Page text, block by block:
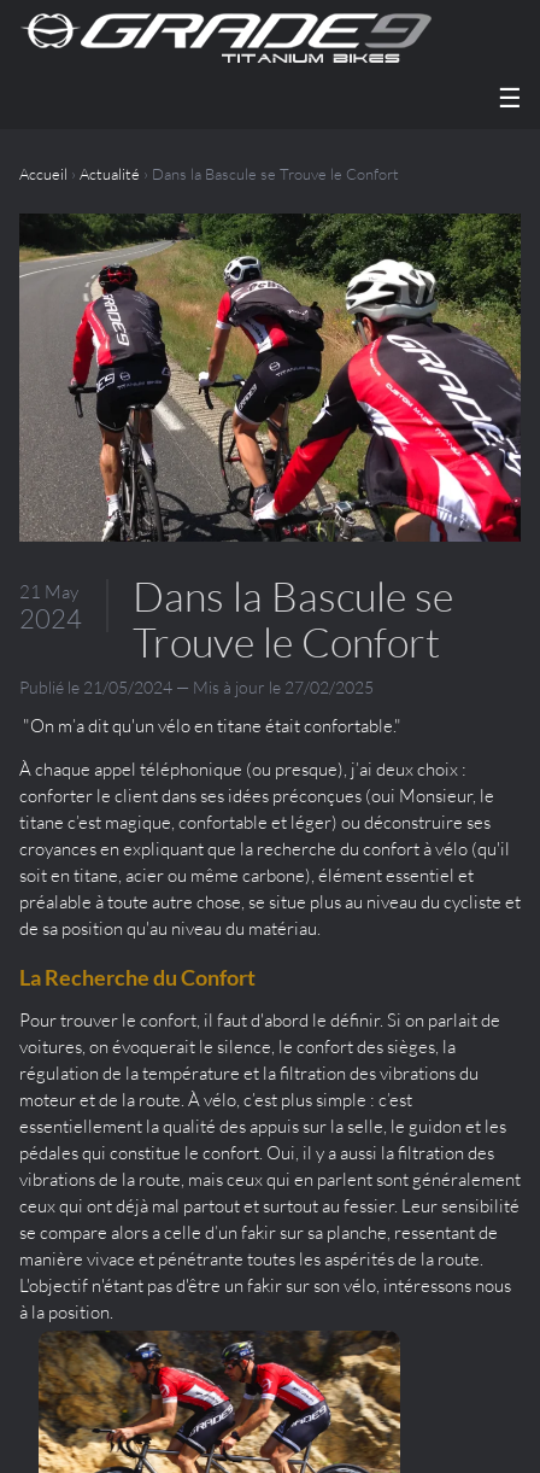
☰
Accueil › Actualité › Dans la Bascule se Trouve le Confort
21 May
2024
Dans la Bascule se
Trouve le Confort
Publié le 21/05/2024 — Mis à jour le 27/02/2025
"On m’a dit qu'un vélo en titane était confortable."
À chaque appel téléphonique (ou presque), j’ai deux choix :
conforter le client dans ses idées préconçues (oui Monsieur, le
titane c’est magique, confortable et léger) ou déconstruire ses
croyances en expliquant que la recherche du confort à vélo (qu'il
soit en titane, acier ou même carbone), élément essentiel et
préalable à toute autre chose, se situe plus au niveau du cycliste et
de sa position qu'au niveau du matériau.
La Recherche du Confort
Pour trouver le confort, il faut d'abord le définir. Si on parlait de
voitures, on évoquerait le silence, le confort des sièges, la
régulation de la température et la filtration des vibrations du
moteur et de la route. À vélo, c’est plus simple : c’est
essentiellement la qualité des appuis sur la selle, le guidon et les
pédales qui constitue le confort. Oui, il y a aussi la filtration des
vibrations de la route, mais ceux qui en parlent sont généralement
ceux qui ont déjà mal partout et surtout au fessier. Leur sensibilité
se compare alors a celle d’un fakir sur sa planche, ressentant de
manière vivace et pénétrante toutes les aspérités de la route.
L'objectif n'étant pas d'être un fakir sur son vélo, intéressons nous
à la position.